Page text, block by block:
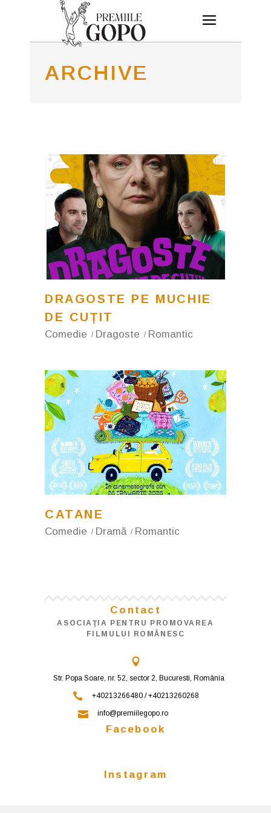
ARCHIVE
DRAGOSTE PE MUCHIE
DE CUȚIT
Comedie Dragoste Romantic
CATANE
Comedie Dramă Romantic
Contact
ASOCIAŢIA PENTRU PROMOVAREA
FILMULUI ROMÂNESC
Str. Popa Soare, nr. 52, sector 2, Bucuresti, România
+40213266480 / +40213260268
info@premiilegopo.ro
Facebook
Instagram